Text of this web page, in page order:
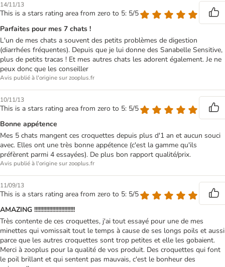
14/11/13
This is a stars rating area from zero to 5: 5/5
Parfaites pour mes 7 chats !
L'un de mes chats a souvent des petits problèmes de digestion
(diarrhées fréquentes). Depuis que je lui donne des Sanabelle Sensitive,
plus de petits tracas ! Et mes autres chats les adorent également. Je ne
peux donc que les conseiller
Avis publié à l'origine sur zooplus.fr
10/11/13
This is a stars rating area from zero to 5: 5/5
Bonne appétence
Mes 5 chats mangent ces croquettes depuis plus d'1 an et aucun souci
avec. Elles ont une très bonne appétence (c'est la gamme qu'ils
préfèrent parmi 4 essayées). De plus bon rapport qualité/prix.
Avis publié à l'origine sur zooplus.fr
11/09/13
This is a stars rating area from zero to 5: 5/5
AMAZING !!!!!!!!!!!!!!!!!!!!!!!!!!!
Très contente de ces croquettes, j'ai tout essayé pour une de mes
minettes qui vomissait tout le temps à cause de ses longs poils et aussi
parce que les autres croquettes sont trop petites et elle les gobaient.
Merci à zooplus pour la qualité de vos produit. Des croquettes qui font
le poil brillant et qui sentent pas mauvais, c'est le bonheur des